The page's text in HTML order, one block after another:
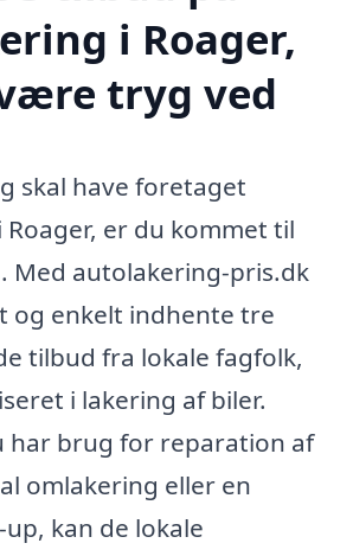
i Roager,
tryg ved
skal have foretaget
er du kommet til
Med autolakering-pris.dk
og enkelt indhente tre
tilbud fra lokale fagfolk,
i lakering af biler.
har brug for reparation af
omlakering eller en
kan de lokale